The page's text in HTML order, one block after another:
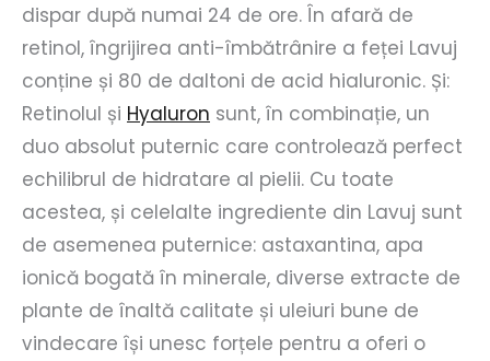
dispar după numai 24 de ore. În afară de
retinol, îngrijirea anti-îmbătrânire a feței Lavuj
conține și 80 de daltoni de acid hialuronic. Și:
Retinolul și Hyaluron sunt, în combinație, un
duo absolut puternic care controlează perfect
echilibrul de hidratare al pielii. Cu toate
acestea, și celelalte ingrediente din Lavuj sunt
de asemenea puternice: astaxantina, apa
ionică bogată în minerale, diverse extracte de
plante de înaltă calitate și uleiuri bune de
vindecare își unesc forțele pentru a oferi o